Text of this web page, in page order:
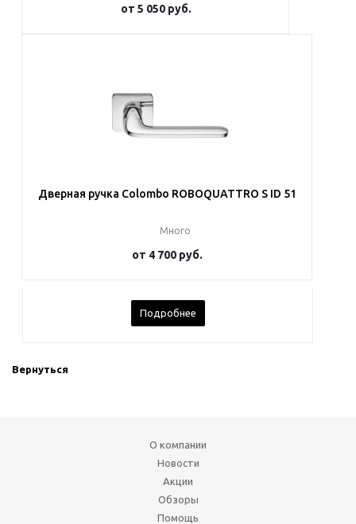
от 5 050 руб.
Дверная ручка Colombo ROBOQUATTRO S ID 51
Много
от 4 700 руб.
Подробнее
Вернуться
О компании
Новости
Акции
Обзоры
Помощь